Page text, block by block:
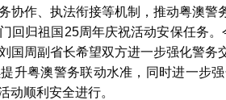
协作、执法衔接等机制，推动粤澳警
回归祖国25周年庆祝活动安保任务。
国周副省长希望双方进一步强化警务
升粤澳警务联动水准，同时进一步
动顺利安全进行。